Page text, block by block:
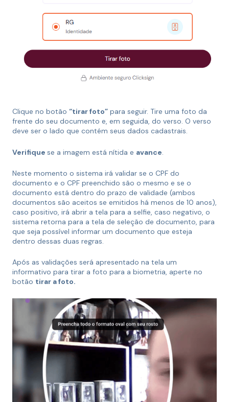
Clique no botão “tirar foto” para seguir. Tire uma foto da
frente do seu documento e, em seguida, do verso. O verso
deve ser o lado que contém seus dados cadastrais.
Verifique se a imagem está nítida e avance.
Neste momento o sistema irá validar se o CPF do
documento e o CPF preenchido são o mesmo e se o
documento está dentro do prazo de validade (ambos
documentos são aceitos se emitidos há menos de 10 anos),
caso positivo, irá abrir a tela para a selfie, caso negativo, o
sistema retorna para a tela de seleção de documento, para
que seja possível informar um documento que esteja
dentro dessas duas regras.
Após as validações será apresentado na tela um
informativo para tirar a foto para a biometria, aperte no
botão tirar a foto.